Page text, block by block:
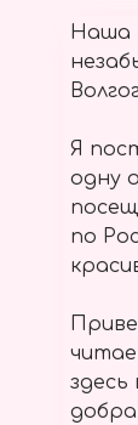
Наша
Я
одну
по
здесь